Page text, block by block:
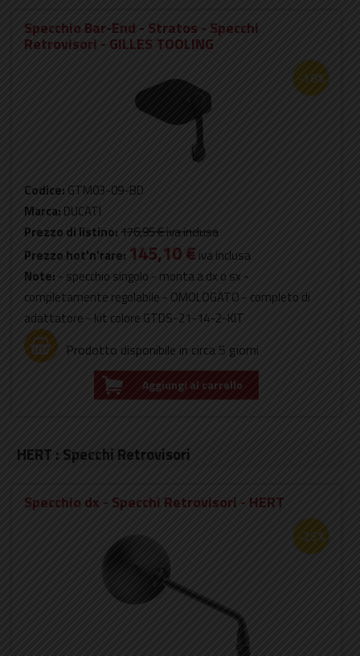
Specchio Bar-End - Stratos - Specchi
Retrovisori - GILLES TOOLING
-18%
Codice: GTM03-09-BD
Marca: DUCATI
Prezzo di listino:176,95 €iva inclusa
Prezzo hot'n'rare: 145,10 € iva inclusa
Note: - specchio singolo - monta a dx o sx -
completamente regolabile - OMOLOGATO - completo di
adattatore - kit colore GTDS-21-14-2-KIT
Prodotto disponibile in circa 5 giorni
Aggiungi al carrello
HERT : Specchi Retrovisori
Specchio dx - Specchi Retrovisori - HERT
-25%